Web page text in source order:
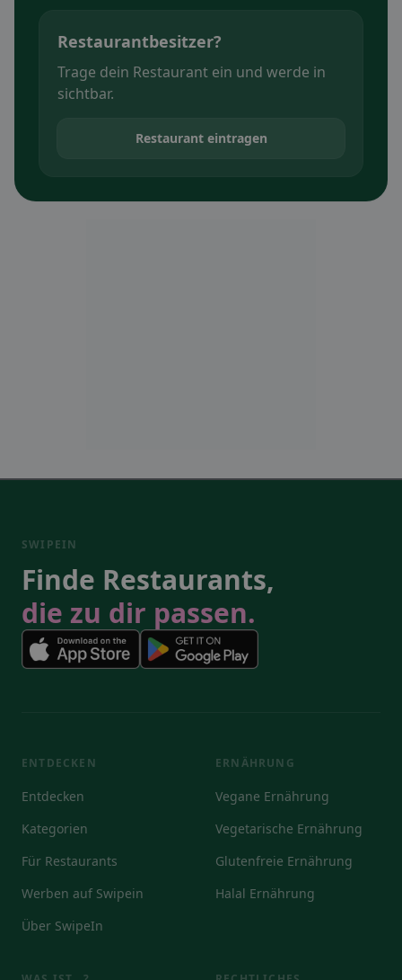
Restaurantbesitzer?
Trage dein Restaurant ein und werde in
sichtbar.
Restaurant eintragen
SWIPEIN
Finde Restaurants,
die zu dir passen.
ENTDECKEN
Entdecken
Kategorien
Für Restaurants
Werben auf Swipein
Über SwipeIn
ERNÄHRUNG
Vegane Ernährung
Vegetarische Ernährung
Glutenfreie Ernährung
Halal Ernährung